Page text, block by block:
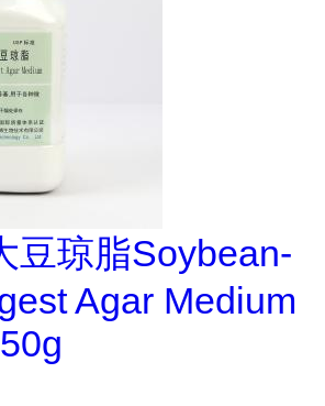
豆琼脂Soybean-
Agar Medium